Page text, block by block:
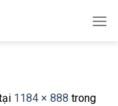
1184 × 888 trong